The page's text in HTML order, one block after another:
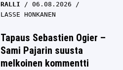
RALLI
06.08.2026
LASSE HONKANEN
Tapaus Sebastien Ogier –
Sami Pajarin suusta
melkoinen kommentti